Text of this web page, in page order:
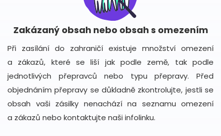
Zakázaný obsah nebo obsah s omezením
Při zasílání do zahraničí existuje množství omezení
a zákazů, které se liší jak podle země, tak podle
jednotlivých přepravců nebo typu přepravy. Před
objednáním přepravy se důkladně zkontrolujte, jestli se
obsah vaši zásilky nenachází na seznamu omezení
a zákazů nebo kontaktujte naši infolinku.